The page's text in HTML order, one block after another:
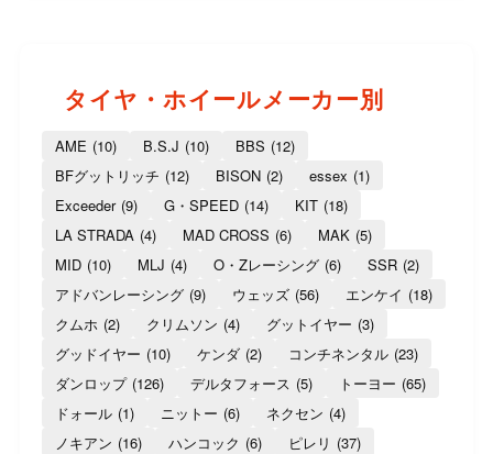
タイヤ・ホイールメーカー別
AME (10) B.S.J (10) BBS (12)
BFグットリッチ (12) BISON (2) essex (1)
Exceeder (9) G・SPEED (14) KIT (18)
LA STRADA (4) MAD CROSS (6) MAK (5)
MID (10) MLJ (4) O・Zレーシング (6) SSR (2)
アドバンレーシング (9) ウェッズ (56) エンケイ (18)
クムホ (2) クリムソン (4) グットイヤー (3)
グッドイヤー (10) ケンダ (2) コンチネンタル (23)
ダンロップ (126) デルタフォース (5) トーヨー (65)
ドォール (1) ニットー (6) ネクセン (4)
ノキアン (16) ハンコック (6) ピレリ (37)